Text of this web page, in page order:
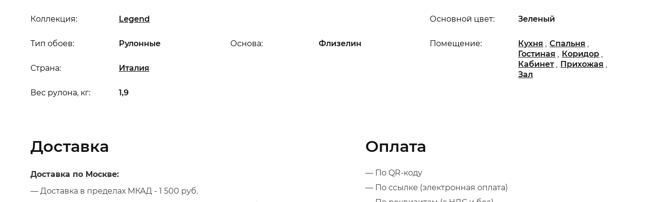
Коллекция: Legend
Вес рулона, кг: 1,9
Основной цвет: Зеленый
Основа: Флизелин Помещение: Кухня ,Спальня ,
Гостиная , Коридор ,
Кабинет , Прихожая ,
Зал
Страна: Италия
Тип обоев: Рулонные
Доставка
Доставка по Москве:
— Доставка в пределах МКАД - 1 500 руб.
Оплата
— По QR-коду
— По ссылке (электронная оплата)